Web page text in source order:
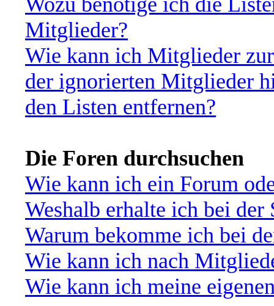
Mitglieder?
Wie kann ich Mitglieder
der ignorierten Mitglieder
den Listen entfernen?
Die Foren durchsuchen
Wie kann ich ein Forum
Weshalb erhalte ich bei der
Warum bekomme ich bei
Wie kann ich nach
Wie kann ich meine